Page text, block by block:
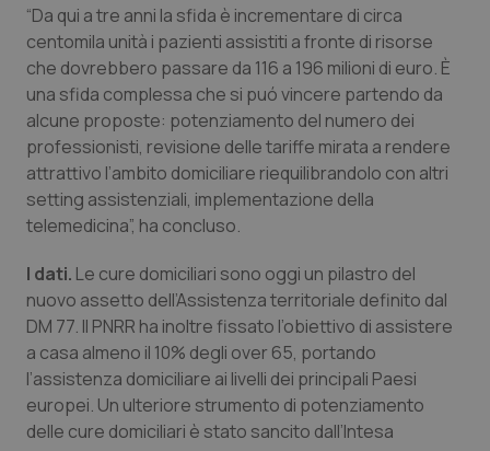
Sangue & coagulazione
Tiroide
Tumore al seno
Tumore ovarico
Tumori del Polmone & Testa Collo
Tumori gastrointestinali
Ulcera & Reflusso
Vaccini
“Da qui a tre anni la sfida è incrementare di circa
centomila unità i pazienti assistiti a fronte di risorse
che dovrebbero passare da 116 a 196 milioni di euro. È
una sfida complessa che si puó vincere partendo da
alcune proposte: potenziamento del numero dei
professionisti, revisione delle tariffe mirata a rendere
attrattivo l’ambito domiciliare riequilibrandolo con altri
setting assistenziali, implementazione della
telemedicina”, ha concluso.
I dati. Le cure domiciliari sono oggi un pilastro del
nuovo assetto dell’Assistenza territoriale definito dal
DM 77. Il PNRR ha inoltre fissato l’obiettivo di assistere
a casa almeno il 10% degli over 65, portando
l’assistenza domiciliare ai livelli dei principali Paesi
europei. Un ulteriore strumento di potenziamento
delle cure domiciliari è stato sancito dall’Intesa